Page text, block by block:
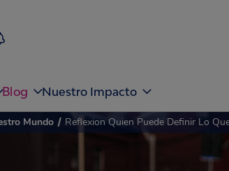
Blog Nuestro Impacto
Mundo / Reflexion Quien Puede Definir Lo